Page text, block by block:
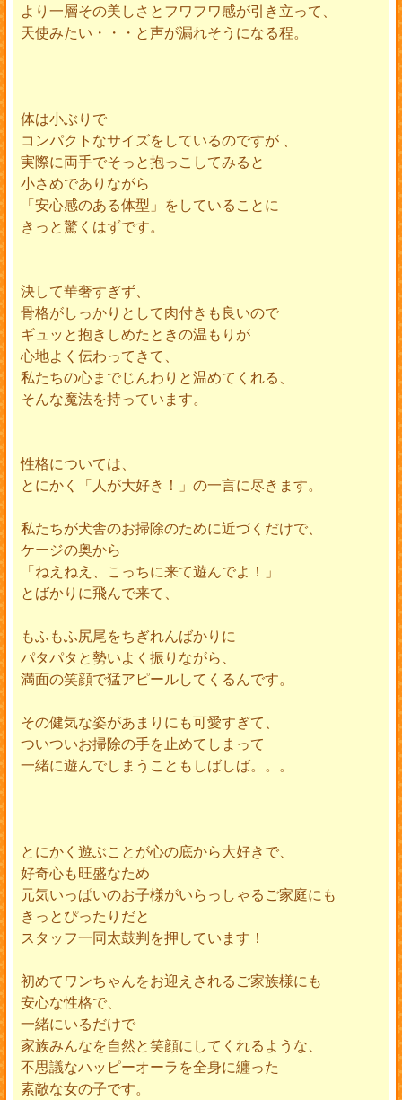
より一層その美しさとフワフワ感が引き立って、
天使みたい・・・と声が漏れそうになる程。
体は小ぶりで
コンパクトなサイズをしているのですが 、
実際に両手でそっと抱っこしてみると
小さめでありながら
「安心感のある体型」をしていることに
きっと驚くはずです。
決して華奢すぎず、
骨格がしっかりとして肉付きも良いので
ギュッと抱きしめたときの温もりが
心地よく伝わってきて、
私たちの心までじんわりと温めてくれる、
そんな魔法を持っています。
性格については、
とにかく「人が大好き！」の一言に尽きます。
私たちが犬舎のお掃除のために近づくだけで、
ケージの奥から
「ねえねえ、こっちに来て遊んでよ！」
とばかりに飛んで来て、
もふもふ尻尾をちぎれんばかりに
パタパタと勢いよく振りながら、
満面の笑顔で猛アピールしてくるんです。
その健気な姿があまりにも可愛すぎて、
ついついお掃除の手を止めてしまって
一緒に遊んでしまうこともしばしば。。。
とにかく遊ぶことが心の底から大好きで、
好奇心も旺盛なため
元気いっぱいのお子様がいらっしゃるご家庭にも
きっとぴったりだと
スタッフ一同太鼓判を押しています！
初めてワンちゃんをお迎えされるご家族様にも
安心な性格で、
一緒にいるだけで
家族みんなを自然と笑顔にしてくれるような、
不思議なハッピーオーラを全身に纏った
素敵な女の子です。